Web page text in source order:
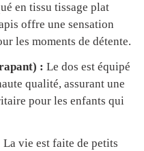
en tissu tissage plat
offre une sensation
les moments de détente.
: Le dos est équipé
qualité, assurant une
pour les enfants qui
La vie est faite de petits